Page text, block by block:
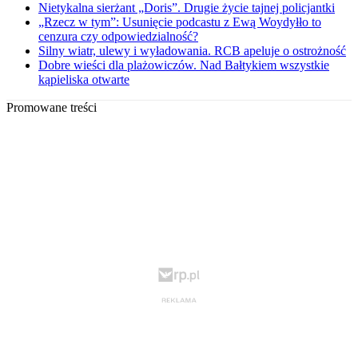
Nietykalna sierżant „Doris”. Drugie życie tajnej policjantki
„Rzecz w tym”: Usunięcie podcastu z Ewą Woydyłło to
cenzura czy odpowiedzialność?
Silny wiatr, ulewy i wyładowania. RCB apeluje o ostrożność
Dobre wieści dla plażowiczów. Nad Bałtykiem wszystkie
kąpieliska otwarte
Promowane treści